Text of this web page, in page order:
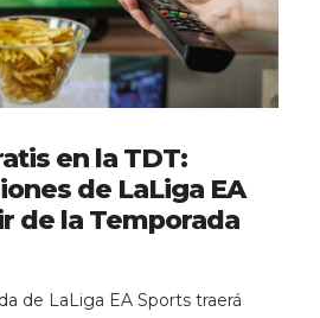
en la TDT:
de LaLiga EA
de la Temporada
de LaLiga EA Sports traerá